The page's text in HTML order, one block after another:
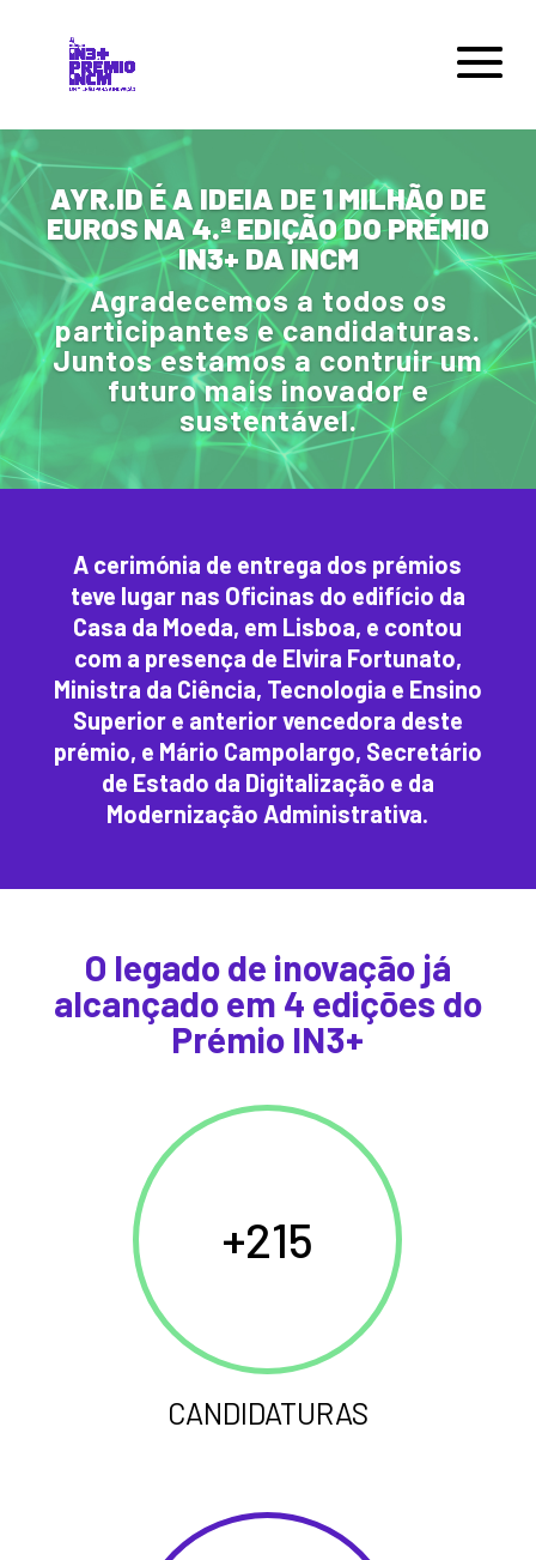
AYR.ID É A IDEIA DE 1 MILHÃO DE
EUROS NA 4.ª EDIÇÃO DO PRÉMIO
IN3+ DA INCM
Agradecemos a todos os
participantes e candidaturas.
Juntos estamos a contruir um
futuro mais inovador e
sustentável.
A cerimónia de entrega dos prémios
teve lugar nas Oficinas do edifício da
Casa da Moeda, em Lisboa, e contou
com a presença de Elvira Fortunato,
Ministra da Ciência, Tecnologia e Ensino
Superior e anterior vencedora deste
prémio, e Mário Campolargo, Secretário
de Estado da Digitalização e da
Modernização Administrativa.
O legado de inovação já
alcançado em 4 edições do
Prémio IN3+
215
CANDIDATURAS